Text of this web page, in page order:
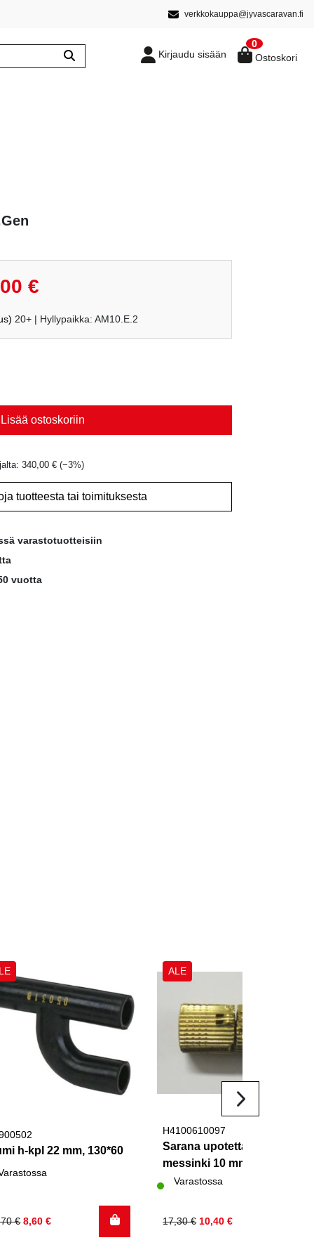
verkkokauppa@jyvascaravan.fi
Kirjaudu sisään
0
Ostoskori
€
on:
20+ | Hyllypaikka: AM10.E.2
Lisää ostoskoriin
340,00 € (−3%)
tuotteesta tai toimituksesta
varastotuotteisiin
vuotta
h-kpl 22 mm, 130*60
€ 8,60€
ALE
H4100610097
Sarana upotettava
messinki 10 mm
Varastossa
17,30€
Alkuperäinen
10,40€
Nykyinen